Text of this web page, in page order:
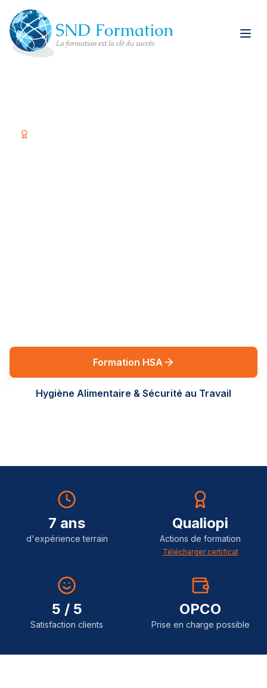
Formation HSA
Hygiène Alimentaire & Sécurité au Travail
7 ans
d'expérience terrain
Qualiopi
Actions de formation
Télécharger certificat
5 / 5
Satisfaction clients
OPCO
Prise en charge possible